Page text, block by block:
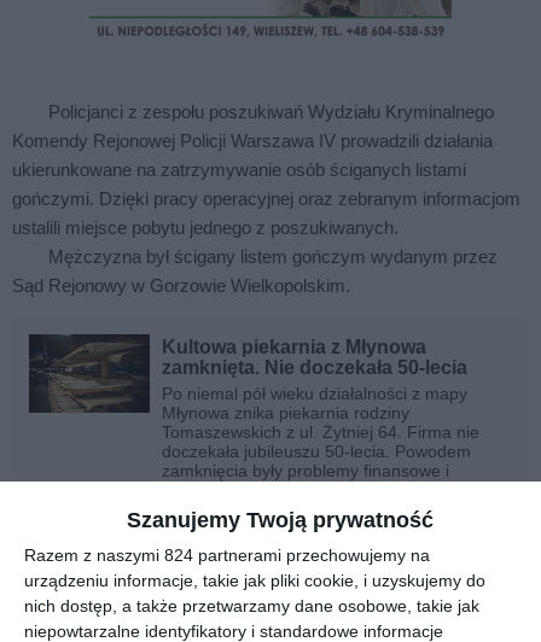
Szanujemy Twoją prywatność
Razem z naszymi 824 partnerami przechowujemy na
urządzeniu informacje, takie jak pliki cookie, i uzyskujemy do
nich dostęp, a także przetwarzamy dane osobowe, takie jak
niepowtarzalne identyfikatory i standardowe informacje
Policjanci z zespołu poszukiwań Wydziału Kryminalnego
Komendy Rejonowej Policji Warszawa IV prowadzili działania
ukierunkowane na zatrzymywanie osób ściganych listami
gończymi. Dzięki pracy operacyjnej oraz zebranym informacjom
ustalili miejsce pobytu jednego z poszukiwanych.
Mężczyzna był ścigany listem gończym wydanym przez
Sąd Rejonowy w Gorzowie Wielkopolskim.
Kultowa piekarnia z Młynowa
zamknięta. Nie doczekała 50-lecia
Po niemal pół wieku działalności z mapy
Młynowa znika piekarnia rodziny
Tomaszewskich z ul. Żytniej 64. Firma nie
doczekała jubileuszu 50-lecia. Powodem
zamknięcia były problemy finansowe i
Poszukiwano go w celu doprowadzenia do odbycia kary trzech
miesięcy pozbawienia wolności za przestępstwo oszustwa.
Poszukiwany trafił do zakładu karnego